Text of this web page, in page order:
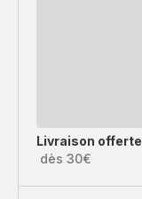
Livraison offerte
dès 30€